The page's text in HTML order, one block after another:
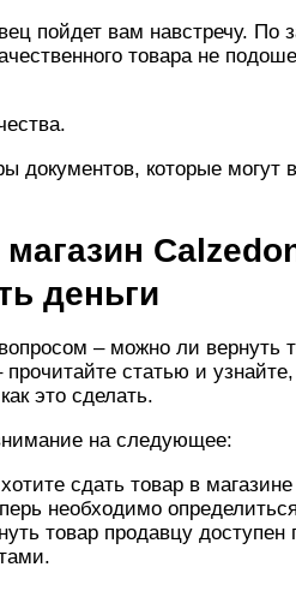
пойдет вам навстречу. По
товара не
которые могут
деньги
– можно ли вернуть
статью и
это сделать.
на следующее:
сдать товар в
необходимо
товар продавцу доступен